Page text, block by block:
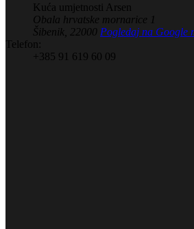
Kuća umjetnosti Arsen
Obala hrvatske mornarice 1
Šibenik
22000 Pogledaj na Google
Telefon:
+385 91 619 60 09